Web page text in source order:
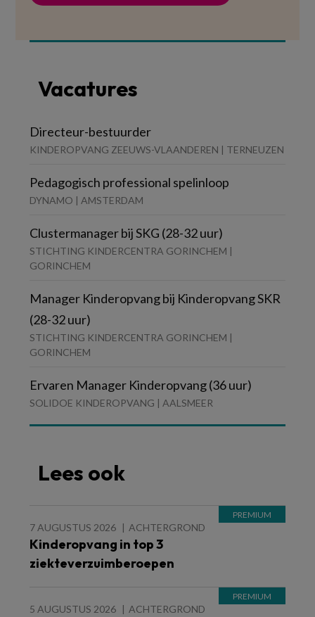
Vacatures
Directeur-bestuurder
KINDEROPVANG ZEEUWS-VLAANDEREN | TERNEUZEN
Pedagogisch professional spelinloop
DYNAMO | AMSTERDAM
Clustermanager bij SKG (28-32 uur)
STICHTING KINDERCENTRA GORINCHEM |
GORINCHEM
Manager Kinderopvang bij Kinderopvang SKR
(28-32 uur)
STICHTING KINDERCENTRA GORINCHEM |
GORINCHEM
Ervaren Manager Kinderopvang (36 uur)
SOLIDOE KINDEROPVANG | AALSMEER
Lees ook
7 AUGUSTUS 2026 ACHTERGROND
Kinderopvang in top 3
ziekteverzuimberoepen
5 AUGUSTUS 2026 ACHTERGROND